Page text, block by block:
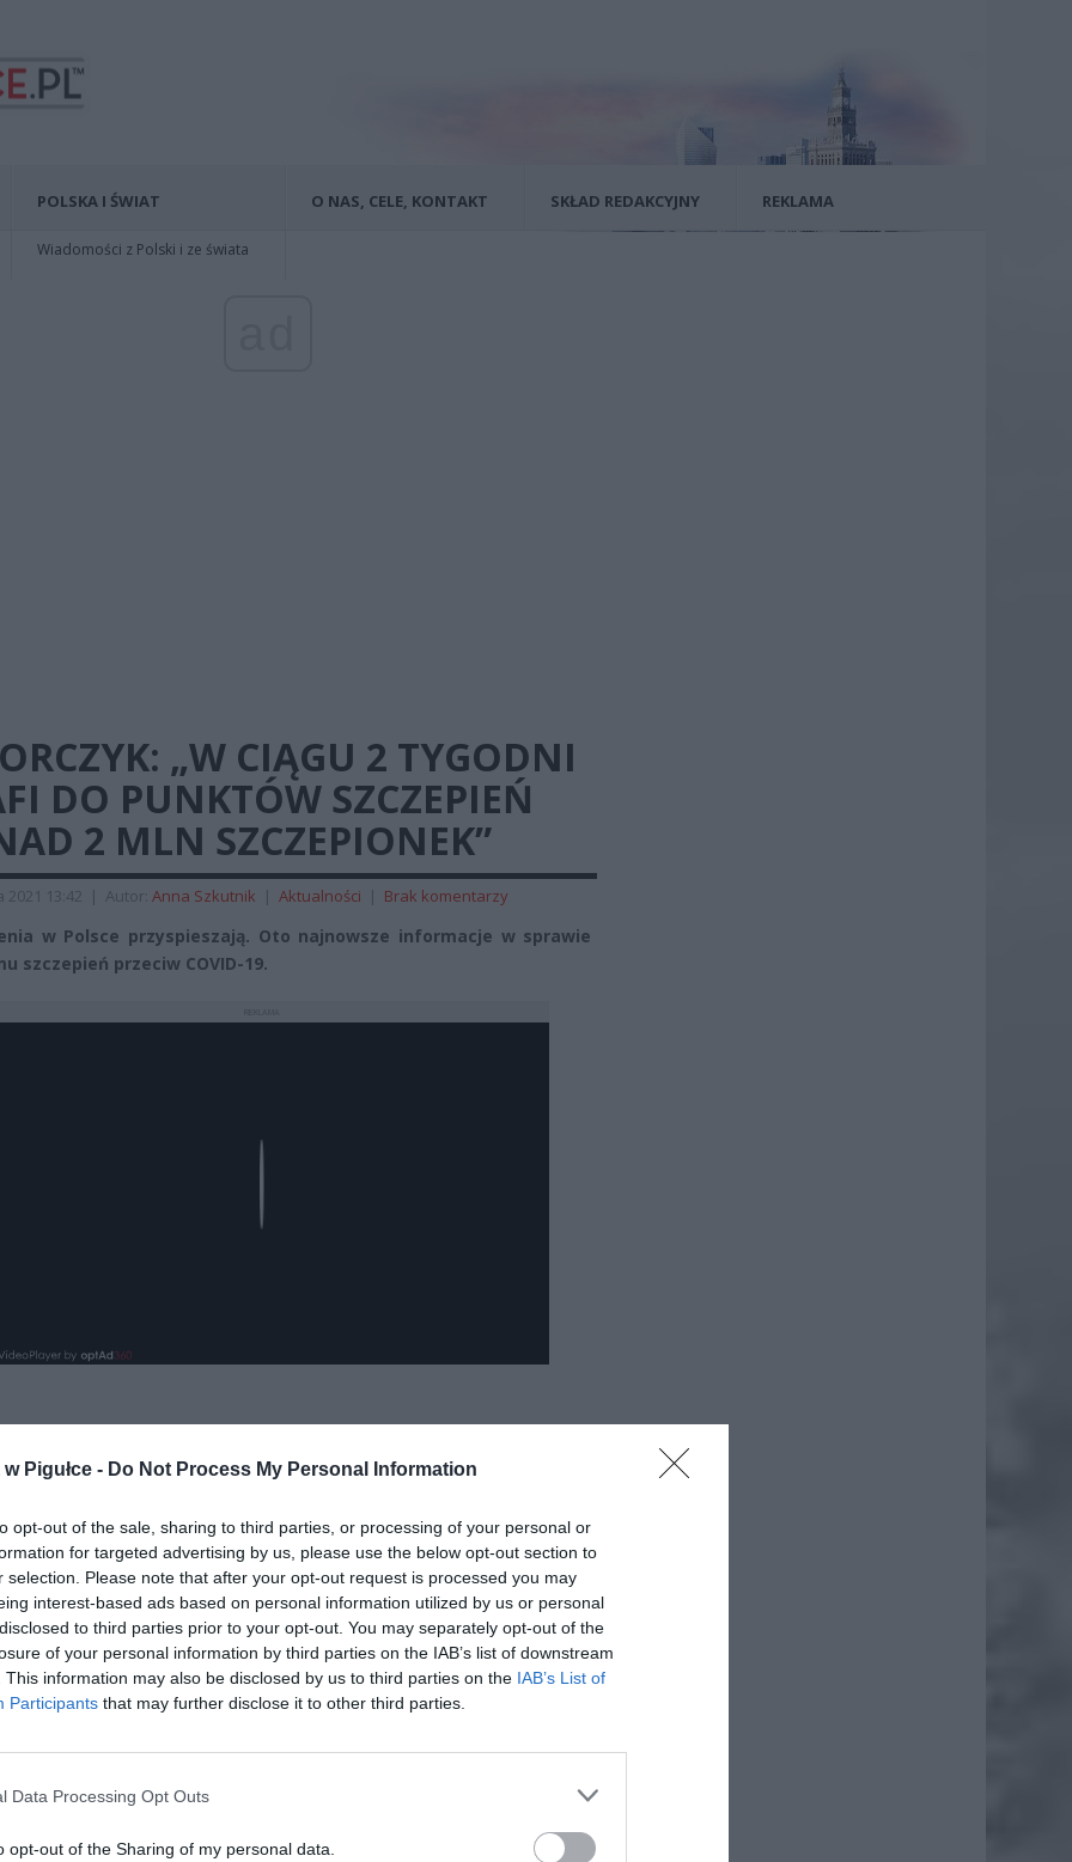
Pigułce - Do Not Process My Personal Information
opt-out of the sale, sharing to third parties, or processing of your personal or
for targeted advertising by us, please use the below opt-out section to
selection. Please note that after your opt-out request is processed you may
interest-based ads based on personal information utilized by us or personal
to third parties prior to your opt-out. You may separately opt-out of the
of your personal information by third parties on the IAB’s list of downstream
This information may also be disclosed by us to third parties on the IAB’s List of
Participants that may further disclose it to other third parties.
Data Processing Opt Outs
opt-out of the Sharing of my personal data.
POLSKA I ŚWIAT
Wiadomości z Polski i ze świata
O NAS, CELE, KONTAKT SKŁAD REDAKCYJNY REKLAMA
„W CIĄGU 2 TYGODNI
DO PUNKTÓW SZCZEPIEŃ
2 MLN SZCZEPIONEK”
2021 13:42 | Autor: Anna Szkutnik | Aktualności | Brak komentarzy
w Polsce przyspieszają. Oto najnowsze informacje w sprawie
szczepień przeciw COVID-19.
nas do preferowanych źródeł w Google